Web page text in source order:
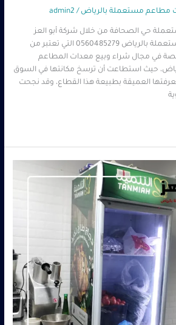
مطاعم مستعملة بالرياض /
admin2
حي الصحافة من خلال شركة أبو العز
لشراء معدات مطاعم مستعملة بالرياض 0560485279 التي تعتبر من
في مجال شراء وبيع معدات المطاعم
حيث استطاعت أن ترسخ مكانتها في السوق
العميقة بطبيعة هذا القطاع، وقد نجحت